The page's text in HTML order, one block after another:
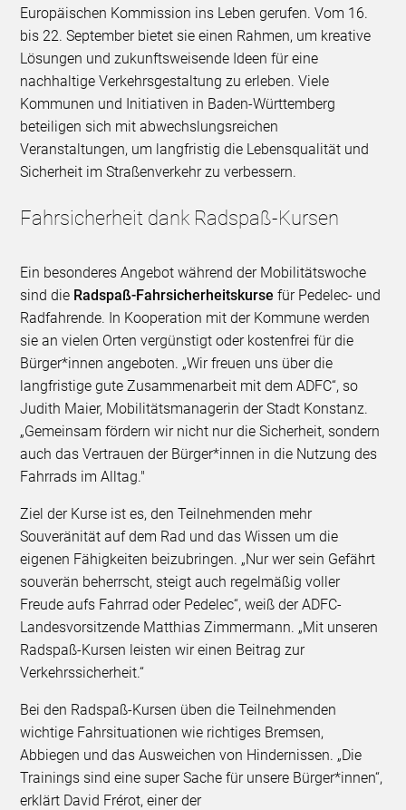
Europäischen Kommission ins Leben gerufen. Vom 16.
bis 22. September bietet sie einen Rahmen, um kreative
Lösungen und zukunftsweisende Ideen für eine
nachhaltige Verkehrsgestaltung zu erleben. Viele
Kommunen und Initiativen in Baden-Württemberg
beteiligen sich mit abwechslungsreichen
Veranstaltungen, um langfristig die Lebensqualität und
Sicherheit im Straßenverkehr zu verbessern.
Fahrsicherheit dank Radspaß-Kursen
Ein besonderes Angebot während der Mobilitätswoche
sind die Radspaß-Fahrsicherheitskurse für Pedelec- und
Radfahrende. In Kooperation mit der Kommune werden
sie an vielen Orten vergünstigt oder kostenfrei für die
Bürger*innen angeboten. „Wir freuen uns über die
langfristige gute Zusammenarbeit mit dem ADFC“, so
Judith Maier, Mobilitätsmanagerin der Stadt Konstanz.
„Gemeinsam fördern wir nicht nur die Sicherheit, sondern
auch das Vertrauen der Bürger*innen in die Nutzung des
Fahrrads im Alltag."
Ziel der Kurse ist es, den Teilnehmenden mehr
Souveränität auf dem Rad und das Wissen um die
eigenen Fähigkeiten beizubringen. „Nur wer sein Gefährt
souverän beherrscht, steigt auch regelmäßig voller
Freude aufs Fahrrad oder Pedelec“, weiß der ADFC-
Landesvorsitzende Matthias Zimmermann. „Mit unseren
Radspaß-Kursen leisten wir einen Beitrag zur
Verkehrssicherheit.“
Bei den Radspaß-Kursen üben die Teilnehmenden
wichtige Fahrsituationen wie richtiges Bremsen,
Abbiegen und das Ausweichen von Hindernissen. „Die
Trainings sind eine super Sache für unsere Bürger*innen“,
erklärt David Frérot, einer der